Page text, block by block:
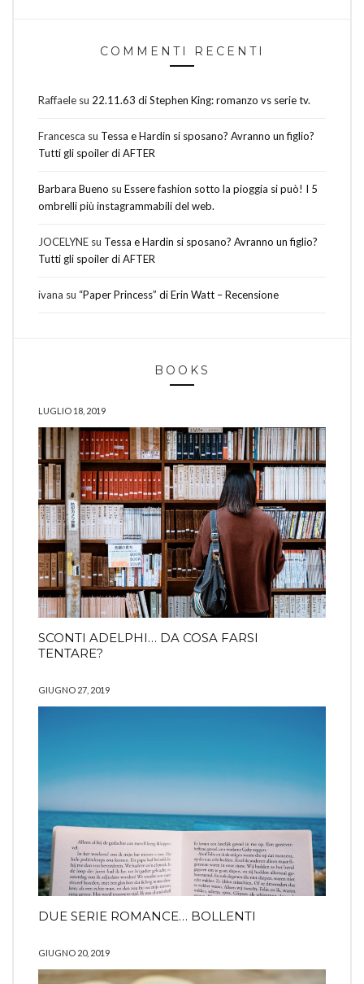
COMMENTI RECENTI
Raffaele su 22.11.63 di Stephen King: romanzo vs serie tv.
Francesca su Tessa e Hardin si sposano? Avranno un figlio?
Tutti gli spoiler di AFTER
Barbara Bueno su Essere fashion sotto la pioggia si può! I 5
ombrelli più instagrammabili del web.
JOCELYNE su Tessa e Hardin si sposano? Avranno un figlio?
Tutti gli spoiler di AFTER
ivana su “Paper Princess” di Erin Watt – Recensione
BOOKS
LUGLIO 18, 2019
SCONTI ADELPHI… DA COSA FARSI
TENTARE?
GIUGNO 27, 2019
DUE SERIE ROMANCE… BOLLENTI
GIUGNO 20, 2019